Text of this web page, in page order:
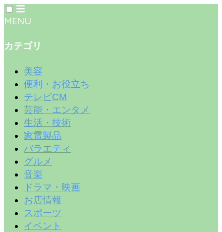
MENU
カテゴリ
美容
便利・お役立ち
テレビCM
芸能・エンタメ
生活・技術
家電製品
バラエティ
グルメ
音楽
ドラマ・映画
お店情報
スポーツ
イベント